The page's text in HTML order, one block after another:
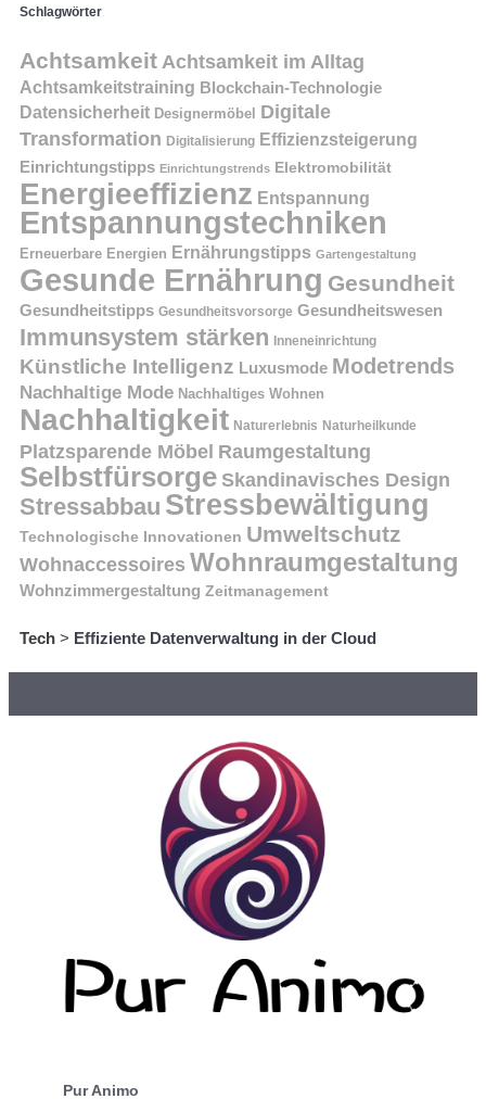
Schlagwörter
Achtsamkeit Achtsamkeit im Alltag
Achtsamkeitstraining Blockchain-Technologie
Datensicherheit Designermöbel
Digitale
Transformation Digitalisierung Effizienzsteigerung
Einrichtungstipps Einrichtungstrends Elektromobilität
Energieeffizienz Entspannung
Entspannungstechniken
Erneuerbare Energien Ernährungstipps Gartengestaltung
Gesunde Ernährung Gesundheit
Gesundheitstipps Gesundheitsvorsorge Gesundheitswesen
Immunsystem stärken Inneneinrichtung
Künstliche Intelligenz Luxusmode Modetrends
Nachhaltige Mode Nachhaltiges Wohnen
Nachhaltigkeit Naturerlebnis Naturheilkunde
Platzsparende Möbel Raumgestaltung
Selbstfürsorge Skandinavisches Design
Stressabbau Stressbewältigung
Technologische Innovationen Umweltschutz
Wohnaccessoires Wohnraumgestaltung
Wohnzimmergestaltung Zeitmanagement
Tech > Effiziente Datenverwaltung in der Cloud
Pur Animo